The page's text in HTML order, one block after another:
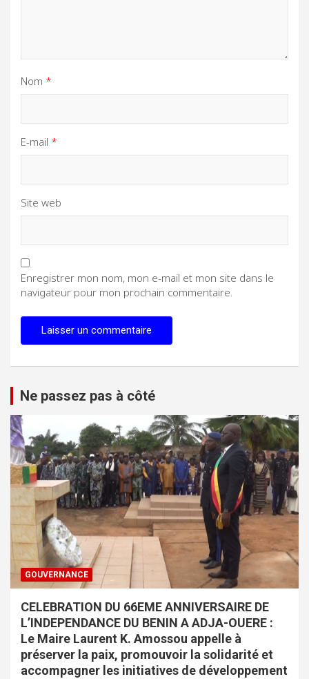
Nom *
E-mail *
Site web
Enregistrer mon nom, mon e-mail et mon site dans le
navigateur pour mon prochain commentaire.
Ne passez pas à côté
GOUVERNANCE
CELEBRATION DU 66EME ANNIVERSAIRE DE
L’INDEPENDANCE DU BENIN A ADJA-OUERE :
Le Maire Laurent K. Amossou appelle à
préserver la paix, promouvoir la solidarité et
accompagner les initiatives de développement